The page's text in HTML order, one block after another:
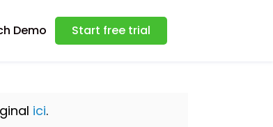
Demo Start free trial
ici.